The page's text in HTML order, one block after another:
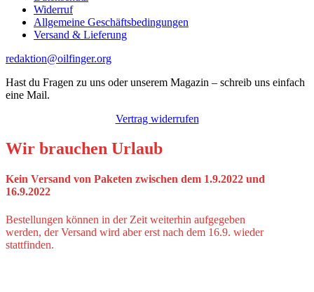
Widerruf
Allgemeine Geschäftsbedingungen
Versand & Lieferung
redaktion@oilfinger.org
Hast du Fragen zu uns oder unserem Magazin – schreib uns einfach
eine Mail.
Vertrag widerrufen
Wir brauchen Urlaub
Kein Versand von Paketen zwischen dem 1.9.2022 und
16.9.2022
Bestellungen können in der Zeit weiterhin aufgegeben
werden, der Versand wird aber erst nach dem 16.9. wieder
stattfinden.